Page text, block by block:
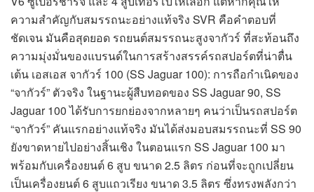
ความสำคัญกับสมรรถนะอย่างแท้จริง SVR คือคำตอบที่
ชัดเจน มันคือสุดยอด รถยนต์สมรรถนะสูงจากัวร์ ที่สะท้อนถึง
ความมุ่งมั่นของแบรนด์ในการสร้างสรรค์รถสปอร์ตที่น่าตื่น
เต้น เอสเอส จากัวร์ 100 (SS Jaguar 100): การถือกำเนิดของ
“จากัวร์” ตัวจริง ในฐานะผู้สืบทอดของ SS Jaguar 90, SS
Jaguar 100 ได้รับการยกย่องจากหลายๆ คนว่าเป็นรถสปอร์ต
“จากัวร์” คันแรกอย่างแท้จริง มันได้ส่งมอบสมรรถนะที่ SS 90
ยังขาดหายไปอย่างสิ้นเชิง ในตอนแรก SS Jaguar 100 มา
พร้อมกับเครื่องยนต์ 6 สูบ ขนาด 2.5 ลิตร ก่อนที่จะถูกเปลี่ยน
เป็นเครื่องยนต์ 6 สูบแถวเรียง ขนาด 3.5 ลิตร ซึ่งทรงพลังกว่า